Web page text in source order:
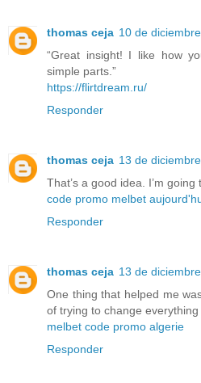
thomas ceja 10 de
“Great insight! I like how
simple parts.”
https://flirtdream.ru/
Responder
thomas ceja 13 de
That’s a good idea. I’m going
code promo melbet
Responder
thomas ceja 13 de
One thing that helped me
of trying to change everything
melbet code promo algerie
Responder